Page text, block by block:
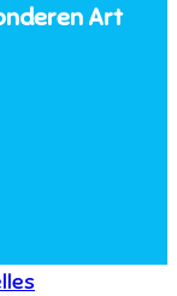
Art